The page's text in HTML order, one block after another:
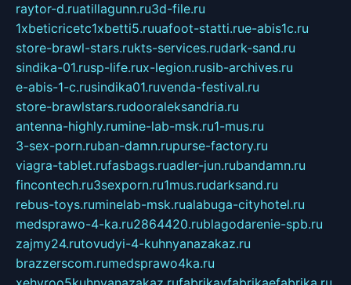
raytor-d.ruatillagunn.ru3d-file.ru
1xbeticricetc1xbetti5.ruuafoot-statti.rue-abis1c.ru
store-brawl-stars.rukts-services.rudark-sand.ru
sindika-01.rusp-life.rux-legion.rusib-archives.ru
e-abis-1-c.rusindika01.ruvenda-festival.ru
store-brawlstars.rudooraleksandria.ru
antenna-highly.rumine-lab-msk.ru1-mus.ru
3-sex-porn.ruban-damn.rupurse-factory.ru
viagra-tablet.rufasbags.ruadler-jun.rubandamn.ru
fincontech.ru3sexporn.ru1mus.rudarksand.ru
rebus-toys.ruminelab-msk.rualabuga-cityhotel.ru
medsprawo-4-ka.ru2864420.rublagodarenie-spb.ru
zajmy24.rutovudyi-4-kuhnyanazakaz.ru
brazzerscom.rumedsprawo4ka.ru